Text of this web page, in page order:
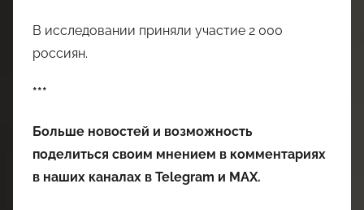
В исследовании приняли участие 2 000
россиян.
***
Больше новостей и возможность
поделиться своим мнением в комментариях
в наших каналах в Telegram и MAX.